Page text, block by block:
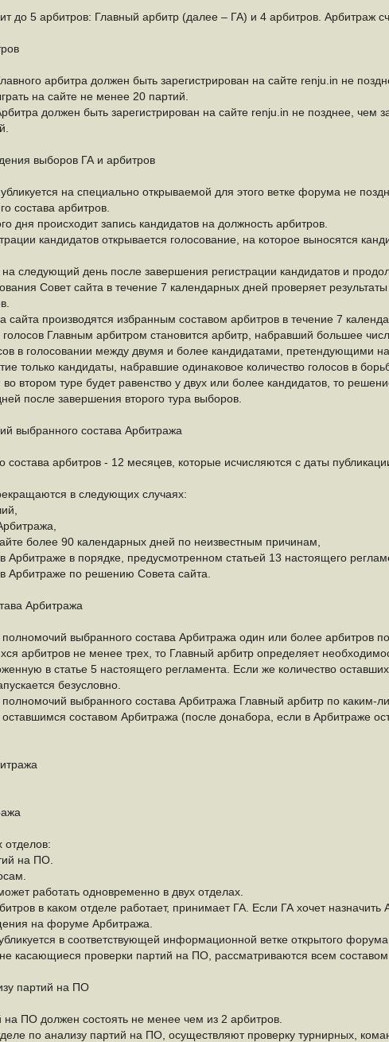
до 5 арбитров: Главный арбитр (далее – ГА) и 4 арбитров. Арбитраж
арбитра должен быть зарегистрирован на сайте renju.in не
на сайте не менее 20 партий.
должен быть зарегистрирован на сайте renju.in не позднее, чем
выборов ГА и арбитров
на специально открываемой для этого ветке форума не
состава арбитров.
дня происходит запись кандидатов на должность арбитров.
кандидатов открывается голосование, на которое выносятся
следующий день после завершения регистрации кандидатов и
Совет сайта в течение 7 календарных дней проверяет
сайта производятся избранным составом арбитров в течение 7
Главным арбитром становится арбитр, набравший большее
в голосовании между двумя и более кандидатами, претендующими
только кандидаты, набравшие одинаковое количество голосов в
втором туре будет равенство у двух или более кандидатов, то
после завершения второго тура выборов.
выбранного состава Арбитража
состава арбитров - 12 месяцев, которые исчисляются с даты
в следующих случаях:
более 90 календарных дней по неизвестным причинам,
Арбитраже в порядке, предусмотренном статьей 13 настоящего
Арбитраже по решению Совета сайта.
Арбитража
выбранного состава Арбитража один или более арбитров
арбитров не менее трех, то Главный арбитр определяет
в статье 5 настоящего регламента. Если же количество
безусловно.
полномочий выбранного состава Арбитража Главный арбитр по каким-
оставшимся составом Арбитража (после донабора, если в Арбитраже
отделов:
на ПО.
работать одновременно в двух отделах.
в каком отделе работает, принимает ГА. Если ГА хочет назначить
на форуме Арбитража.
в соответствующей информационной ветке открытого
касающиеся проверки партий на ПО, рассматриваются всем
партий на ПО
ПО должен состоять не менее чем из 2 арбитров.
по анализу партий на ПО, осуществляют проверку турнирных,